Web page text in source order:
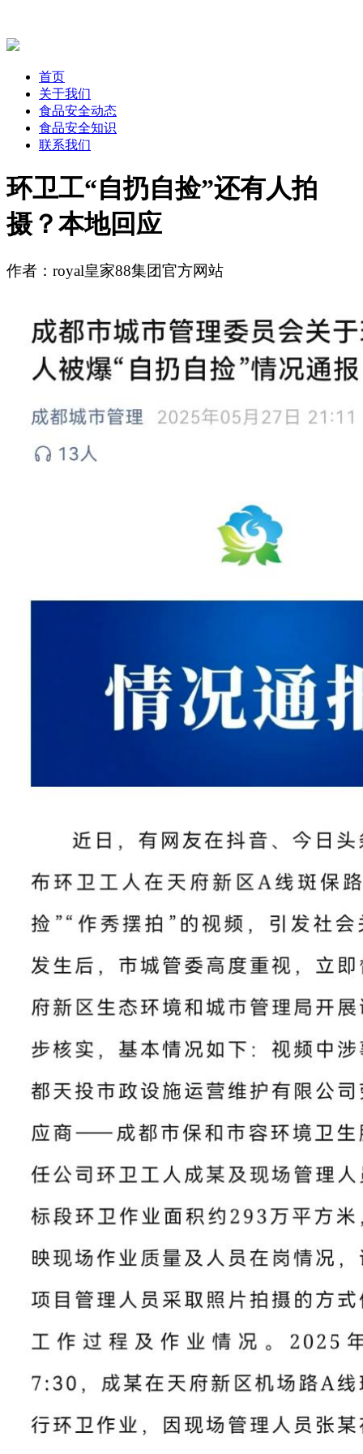
首页
关于我们
食品安全动态
食品安全知识
联系我们
环卫工“自扔自捡”还有人拍
摄？本地回应
作者：royal皇家88集团官方网站